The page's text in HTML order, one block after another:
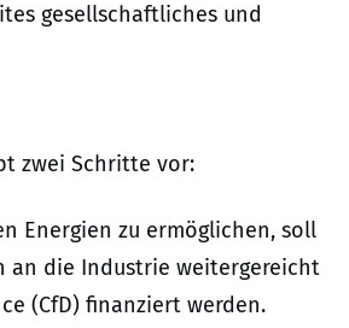
gesellschaftliches und
zwei Schritte vor:
Energien zu ermöglichen, soll
an die Industrie weitergereicht
(CfD) finanziert werden.